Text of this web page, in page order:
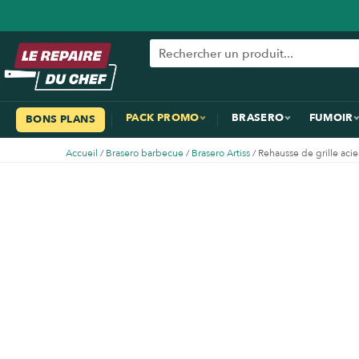
BONS PLANS PACK PROMO BRASERO FUMOIR
Accueil /Brasero barbecue/Brasero Artiss/ Rehausse de grille